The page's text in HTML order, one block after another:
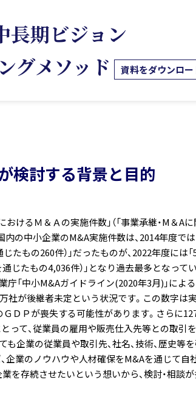
長期ビジョン
グメソッド 資料をダウンロー
検討する背景と目的
けるＭ＆Ａの実施件数」（「事業承継・M＆
内の中小企業のM&A実施件数は、2014年度で
もの260件）」だったものが、2022年度には
じたもの4,036件）」となり過去最多となって
庁「中小M&Aガイドライン(2020年3月)」によ
社が後継者未定という状況です。この数字は
ＧＤＰが喪失する可能性があります。さらに
って、従業員の雇用や販売仕入先等との取引
も企業の従業員や取引先、社名、技術、歴史
企業のノウハウや人材確保をM&Aを通じて
を存続させたいという想いから、検討・相談